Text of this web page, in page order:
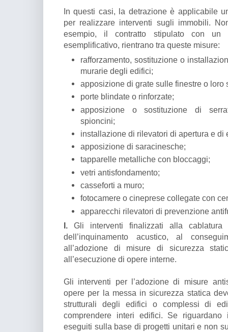
In questi casi, la detrazione è applicabile
per realizzare interventi sugli immobili.
esempio, il contratto stipulato con
esemplificativo, rientrano tra queste misure:
rafforzamento, sostituzione o
murarie degli edifici;
apposizione di grate sulle finestre o loro
porte blindate o rinforzate;
apposizione o sostituzione di
spioncini;
installazione di rilevatori di apertura e
apposizione di saracinesche;
tapparelle metalliche con bloccaggi;
vetri antisfondamento;
casseforti a muro;
fotocamere o cineprese collegate con
apparecchi rilevatori di prevenzione
I. Gli interventi finalizzati alla cablatura
dell’inquinamento acustico, al
all’adozione di misure di sicurezza
all’esecuzione di opere interne.
Gli interventi per l’adozione di misure
opere per la messa in sicurezza statica
strutturali degli edifici o complessi di
comprendere interi edifici. Se
eseguiti sulla base di progetti unitari e non